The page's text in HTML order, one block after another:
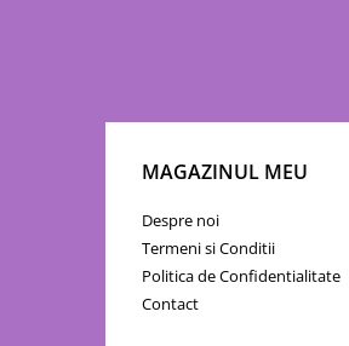
MAGAZINUL MEU
Despre noi
Termeni si Conditii
Politica de Confidentialitate
Contact